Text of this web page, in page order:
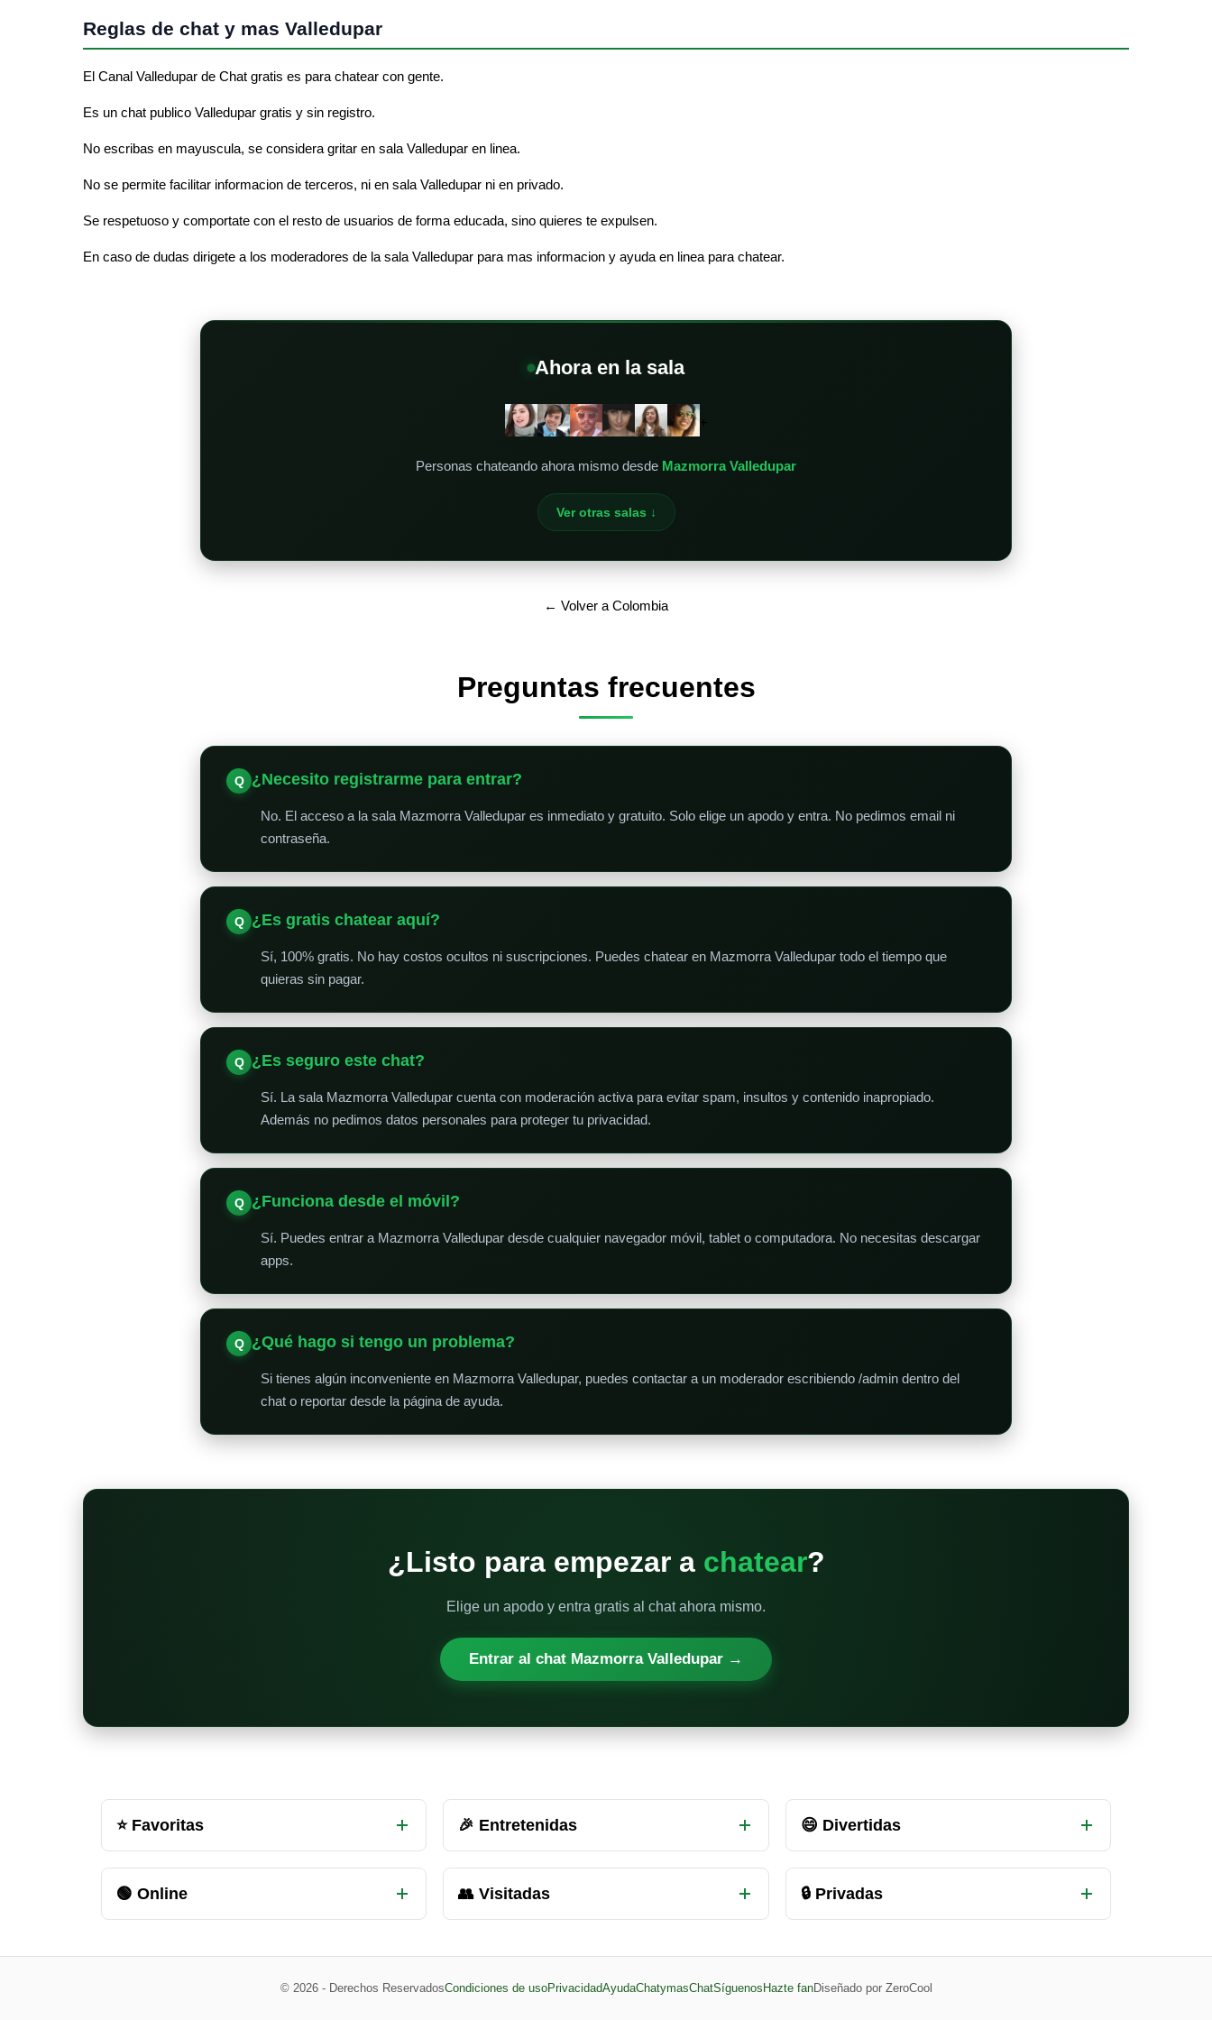
Reglas de chat y mas Valledupar
El Canal Valledupar de Chat gratis es para chatear con gente.
Es un chat publico Valledupar gratis y sin registro.
No escribas en mayuscula, se considera gritar en sala Valledupar en linea.
No se permite facilitar informacion de terceros, ni en sala Valledupar ni en privado.
Se respetuoso y comportate con el resto de usuarios de forma educada, sino quieres te expulsen.
En caso de dudas dirigete a los moderadores de la sala Valledupar para mas informacion y ayuda en linea para chatear.
Ahora en la sala
+
Personas chateando ahora mismo desde Mazmorra Valledupar
Ver otras salas ↓
← Volver a Colombia
Preguntas frecuentes
¿Necesito registrarme para entrar?
No. El acceso a la sala Mazmorra Valledupar es inmediato y gratuito. Solo elige un apodo y entra. No pedimos email ni
contraseña.
¿Es gratis chatear aquí?
Sí, 100% gratis. No hay costos ocultos ni suscripciones. Puedes chatear en Mazmorra Valledupar todo el tiempo que
quieras sin pagar.
¿Es seguro este chat?
Sí. La sala Mazmorra Valledupar cuenta con moderación activa para evitar spam, insultos y contenido inapropiado.
Además no pedimos datos personales para proteger tu privacidad.
¿Funciona desde el móvil?
Sí. Puedes entrar a Mazmorra Valledupar desde cualquier navegador móvil, tablet o computadora. No necesitas descargar
apps.
¿Qué hago si tengo un problema?
Si tienes algún inconveniente en Mazmorra Valledupar, puedes contactar a un moderador escribiendo /admin dentro del
chat o reportar desde la página de ayuda.
¿Listo para empezar a chatear?
Elige un apodo y entra gratis al chat ahora mismo.
Entrar al chat Mazmorra Valledupar →
Otras
salas
de
chat
⭐ Favoritas 🎉 Entretenidas 😄 Divertidas
🟢 Online 👥 Visitadas 🔒 Privadas
© 2026 - Derechos ReservadosCondiciones de usoPrivacidadAyudaChatymasChatSíguenos Hazte fanDiseñado por ZeroCool